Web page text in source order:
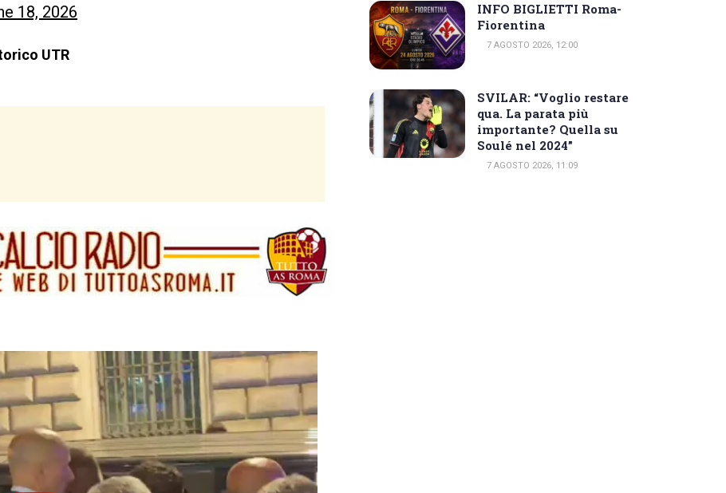
18, 2026
UTR
INFO BIGLIETTI Roma-
Fiorentina
7 AGOSTO 2026, 12:00
SVILAR: “Voglio restare
qua. La parata più
importante? Quella su
Soulé nel 2024”
7 AGOSTO 2026, 11:09